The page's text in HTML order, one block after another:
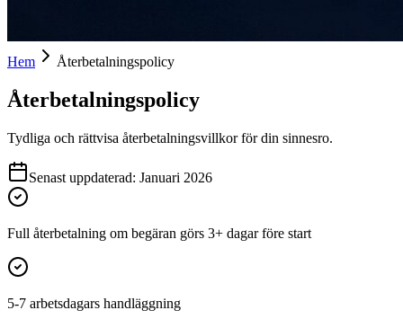
Hem Återbetalningspolicy
Återbetalningspolicy
Tydliga och rättvisa återbetalningsvillkor för din sinnesro.
Senast uppdaterad: Januari 2026
Full återbetalning om begäran görs 3+ dagar före start
5-7 arbetsdagars handläggning